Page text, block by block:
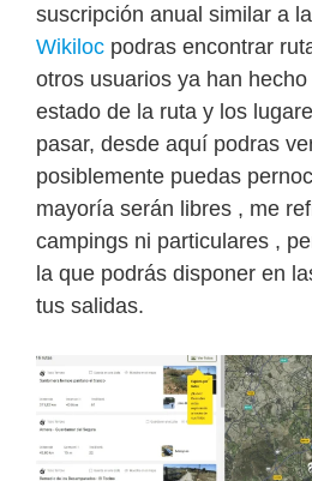
suscripción anual similar a
Wikiloc podras encontrar
otros usuarios ya han
estado de la ruta y los
pasar, desde aquí podras
posiblemente puedas
mayoría serán libres , me
campings ni particulares ,
la que podrás disponer en
tus salidas.